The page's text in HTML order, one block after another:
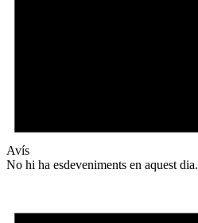
Avís
No hi ha esdeveniments en aquest dia.